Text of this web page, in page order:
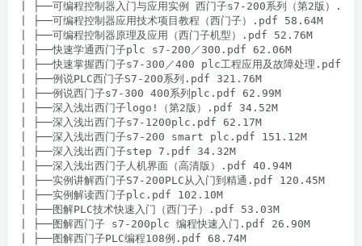
| ├──可编程控制器入门与应用实例 西门子s7-200系列（第2版）
| ├──可编程控制器应用技术项目教程（西门子）.pdf 58.64M
| ├──可编程控制器原理及应用（西门子机型）.pdf 52.76M
| ├──快速学通西门子plc s7-200／300.pdf 62.06M
| ├──快速掌握西门子s7-300／400 plc工程应用及故障处理.pdf
| ├──例说PLC西门子S7-200系列.pdf 321.76M
| ├──例说西门子s7-300 400系列plc.pdf 62.99M
| ├──深入浅出西门子logo!（第2版）.pdf 34.52M
| ├──深入浅出西门子s7-1200plc.pdf 62.17M
| ├──深入浅出西门子s7-200 smart plc.pdf 151.12M
| ├──深入浅出西门子step 7.pdf 34.32M
| ├──深入浅出西门子人机界面（高清版）.pdf 40.94M
| ├──实例讲解西门子S7-200PLC从入门到精通.pdf 120.45M
| ├──实例解读西门子plc.pdf 102.10M
| ├──图解PLC技术快速入门（西门子）.pdf 53.03M
| ├──图解西门子 s7-200plc 编程快速入门.pdf 26.90M
| ├──图解西门子PLC编程108例.pdf 68.74M